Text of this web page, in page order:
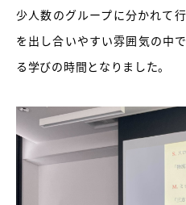
少人数のグループに分かれて
を出し合いやすい雰囲気の中
る学びの時間となりました。